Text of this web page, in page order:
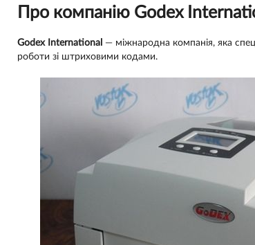
Про компанію Godex
Godex International — міжнародна компанія, яка
роботи зі штриховими кодами.